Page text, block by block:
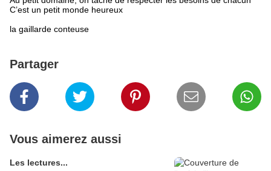
C’est un petit monde heureux
la gaillarde conteuse
Partager
Vous aimerez aussi
Les lectures...